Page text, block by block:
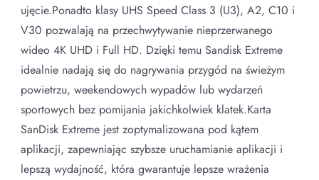
ujęcie.Ponadto klasy UHS Speed ​​Class 3 (U3), A2, C10 i
V30 pozwalają na przechwytywanie nieprzerwanego
wideo 4K UHD i Full HD. Dzięki temu Sandisk Extreme
idealnie nadają się do nagrywania przygód na świeżym
powietrzu, weekendowych wypadów lub wydarzeń
sportowych bez pomijania jakichkolwiek klatek.Karta
SanDisk Extreme jest zoptymalizowana pod kątem
aplikacji, zapewniając szybsze uruchamianie aplikacji i
lepszą wydajność, która gwarantuje lepsze wrażenia